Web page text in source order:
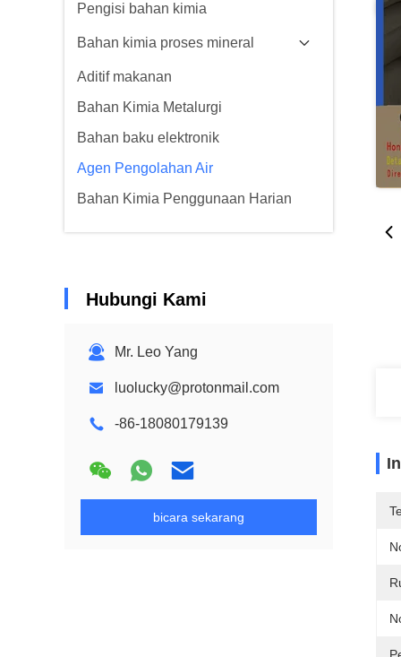
Pengisi bahan kimia
Bahan kimia proses mineral
Aditif makanan
Bahan Kimia Metalurgi
Bahan baku elektronik
Agen Pengolahan Air
Bahan Kimia Penggunaan Harian
Hubungi Kami
Mr. Leo Yang
luolucky@protonmail.com
-86-18080179139
bicara sekarang